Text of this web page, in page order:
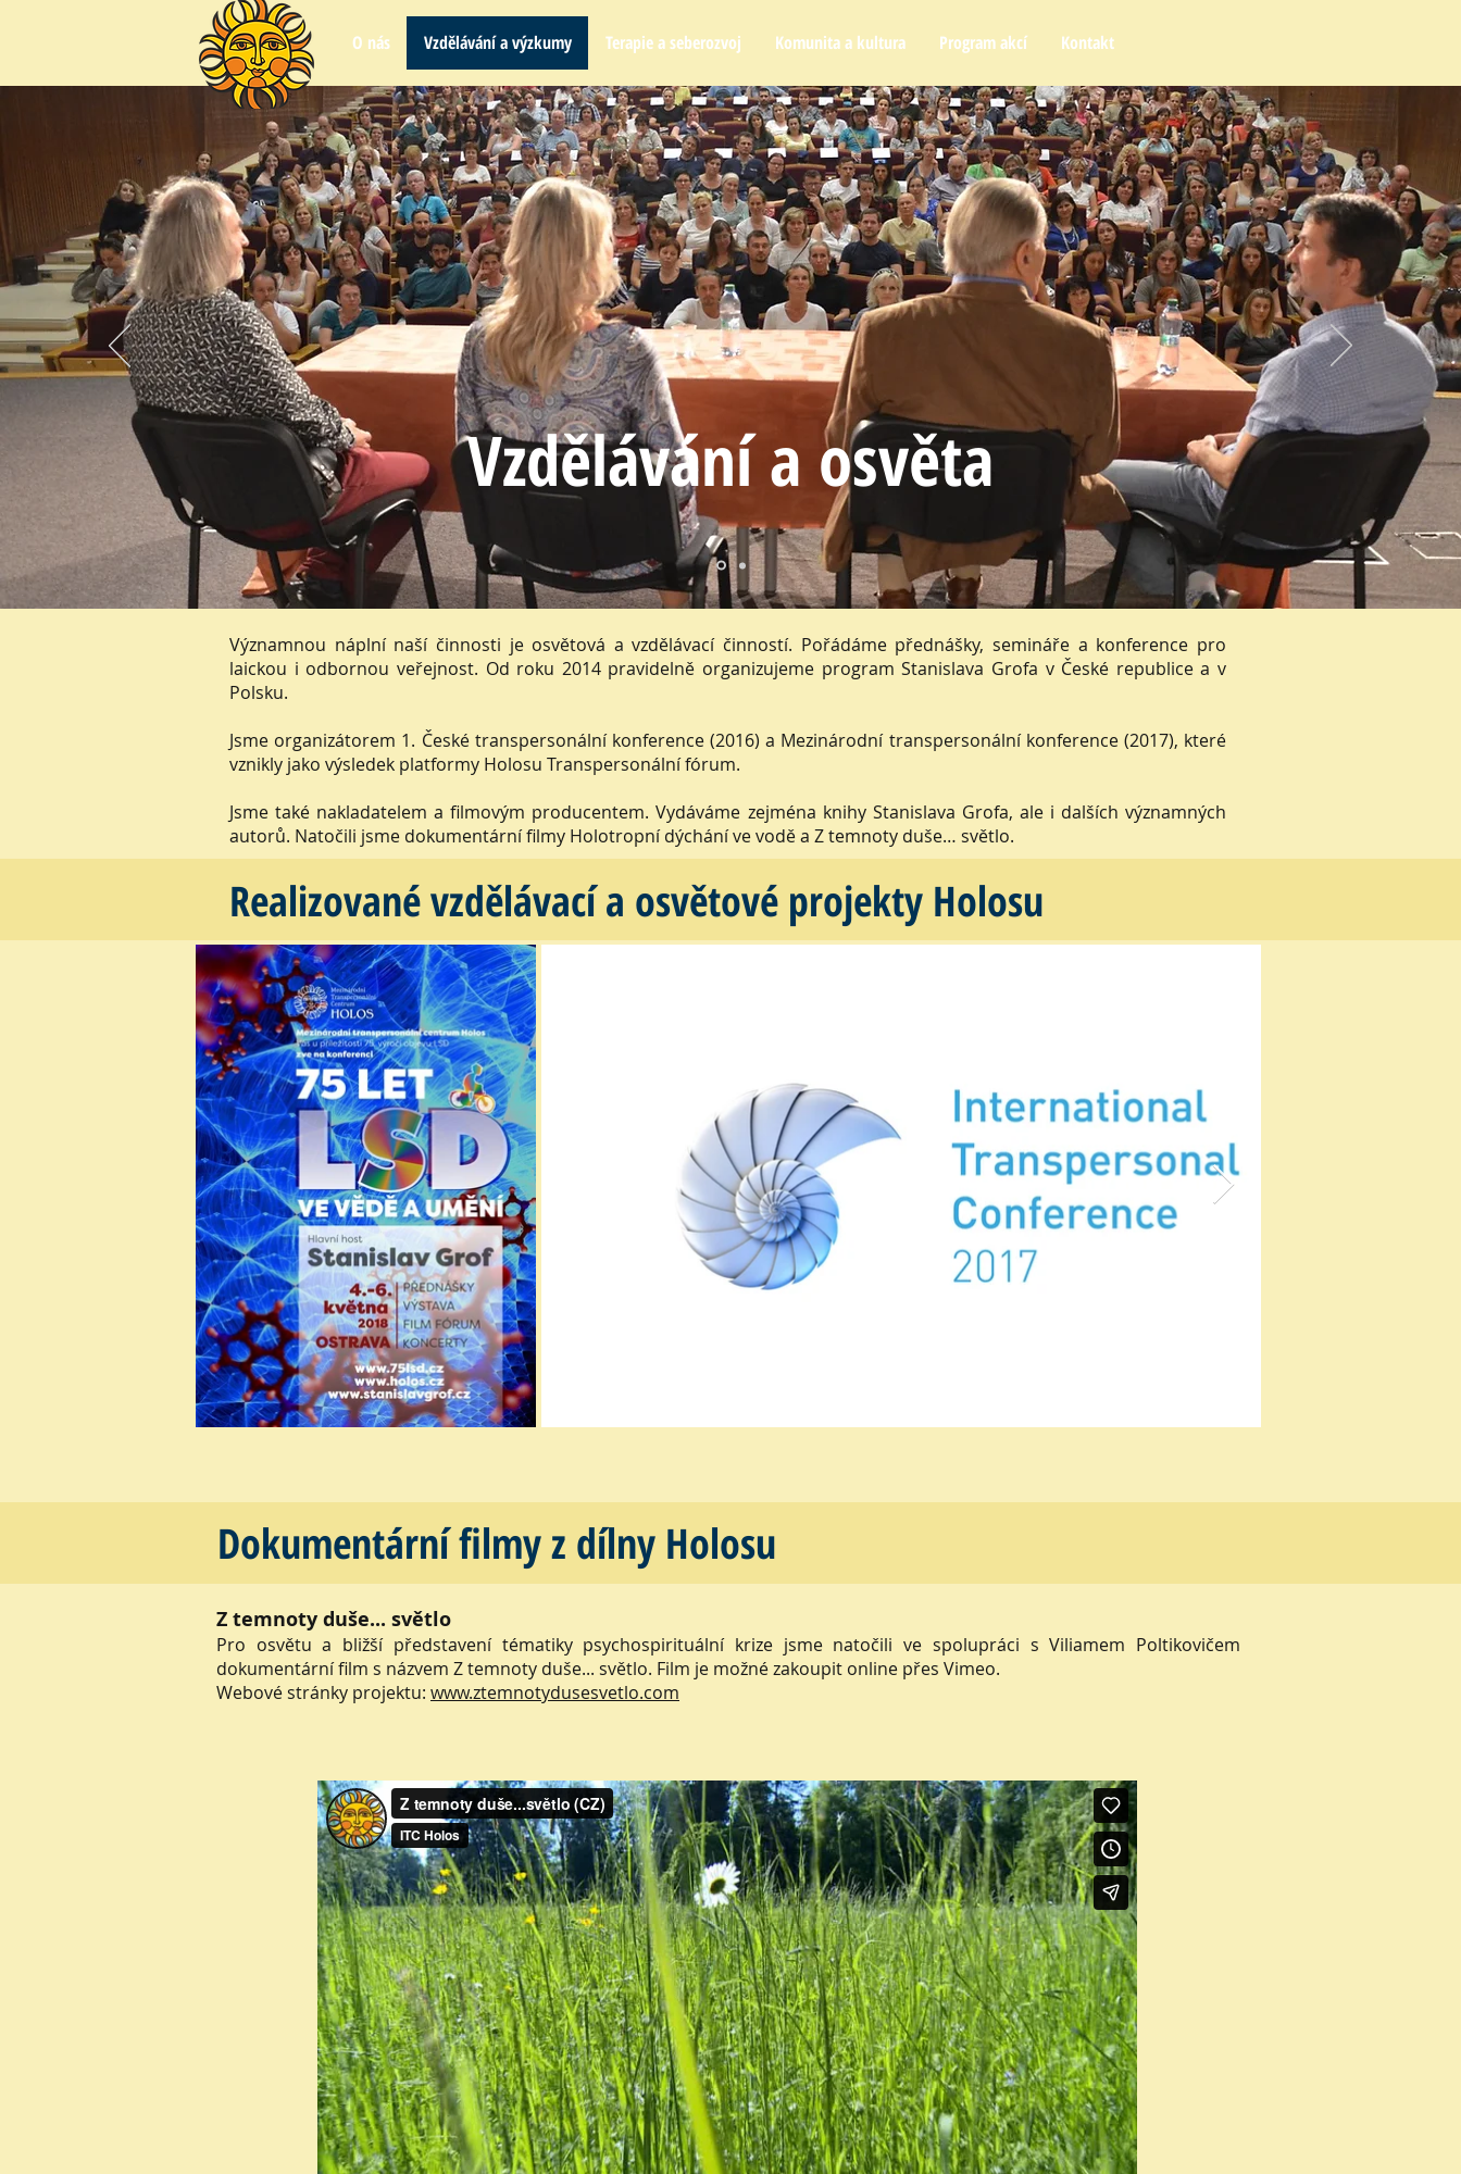
O nás Vzdělávání a výzkumy Terapie a seberozvoj Komunita a kultura Program akcí Kontakt
Vzdělávání a osvěta
Významnou náplní naší činnosti je osvětová a vzdělávací činností. Pořádáme přednášky, semináře a konference pro
laickou i odbornou veřejnost. Od roku 2014 pravidelně organizujeme program Stanislava Grofa v České republice a v
Polsku.
Jsme organizátorem 1. České transpersonální konference (2016) a Mezinárodní transpersonální konference (2017), které
vznikly jako výsledek platformy Holosu Transpersonální fórum.
Jsme také nakladatelem a filmovým producentem. Vydáváme zejména knihy Stanislava Grofa, ale i dalších významných
autorů. Natočili jsme dokumentární filmy Holotropní dýchání ve vodě a Z temnoty duše… světlo.
Realizované vzdělávací a osvětové projekty Holosu
Dokumentární filmy z dílny Holosu
Z temnoty duše... světlo
Pro osvětu a bližší představení tématiky psychospirituální krize jsme natočili ve spolupráci s Viliamem Poltikovičem
dokumentární film s názvem Z temnoty duše... světlo. Film je možné zakoupit online přes Vimeo.
Webové stránky projektu: www.ztemnotydusesvetlo.com